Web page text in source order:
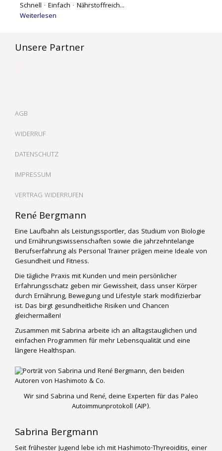
Schnell · Einfach · Nährstoffreich...
Weiterlesen
Unsere Partner
AGB
WIDERRUF
DATENSCHUTZ
IMPRESSUM
VERTRAG WIDERRUFEN
René Bergmann
Eine Laufbahn als Leistungssportler, das Studium von Biologie
und Ernährungswissenschaften sowie die jahrzehntelange
Berufserfahrung als Personal Trainer prägen meine Ideale von
Gesundheit und Fitness.
Die tägliche Praxis mit Kunden und mein persönlicher
Erfahrungsschatz geben mir Gewissheit, dass unser Körper
durch Ernährung, Bewegung und Lifestyle stark modifizierbar
ist. Das birgt gesundheitliche Risiken und Chancen
gleichermaßen!
Zusammen mit Sabrina arbeite ich an alltagstauglichen und
einfachen Programmen für mehr Lebensqualität und eine
längere Healthspan.
Wir sind Sabrina und René, deine Experten für das Paleo
Autoimmunprotokoll (AIP).
Sabrina Bergmann
Seit frühester Jugend lebe ich mit Hashimoto-Thyreoiditis, einer